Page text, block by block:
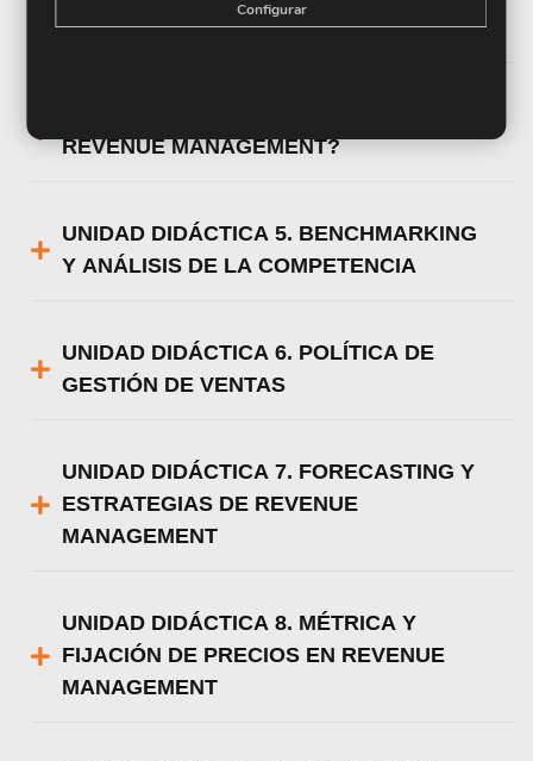
POSICIONAMIENTO DEL MERCADO
REVENUE MANAGEMENT?
UNIDAD DIDÁCTICA 5. BENCHMARKING
Y ANÁLISIS DE LA COMPETENCIA
UNIDAD DIDÁCTICA 6. POLÍTICA DE
GESTIÓN DE VENTAS
UNIDAD DIDÁCTICA 7. FORECASTING Y
ESTRATEGIAS DE REVENUE
MANAGEMENT
UNIDAD DIDÁCTICA 8. MÉTRICA Y
FIJACIÓN DE PRECIOS EN REVENUE
MANAGEMENT
Configurar